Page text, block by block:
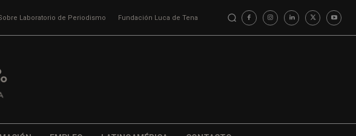
Laboratorio de Periodismo Fundación Luca de Tena